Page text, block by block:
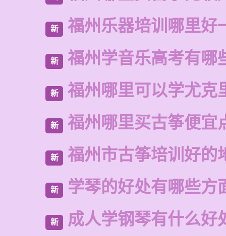
新 福州乐器培训哪里好
新 福州学音乐高考有哪
新 福州哪里可以学尤克
新 福州哪里买古筝便宜
新 福州市古筝培训好的
新 学琴的好处有哪些方
新 成人学钢琴有什么好